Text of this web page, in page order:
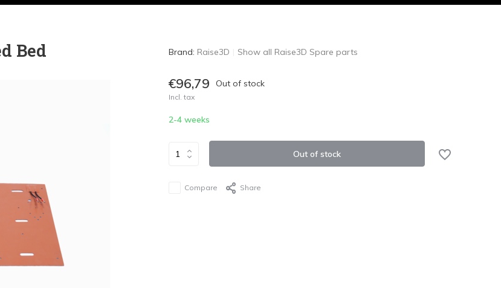
Bed Brand: Raise3D Show all Raise3D Spare parts
€96,79 Out of stock
Incl. tax
2-4 weeks
Out of stock
Compare Share